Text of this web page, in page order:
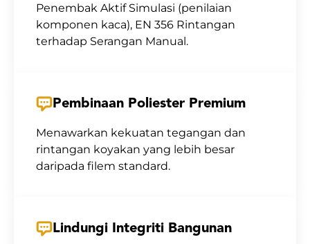
Penembak Aktif Simulasi (penilaian
komponen kaca), EN 356 Rintangan
terhadap Serangan Manual.
Pembinaan Poliester Premium
Menawarkan kekuatan tegangan dan
rintangan koyakan yang lebih besar
daripada filem standard.
Lindungi Integriti Bangunan